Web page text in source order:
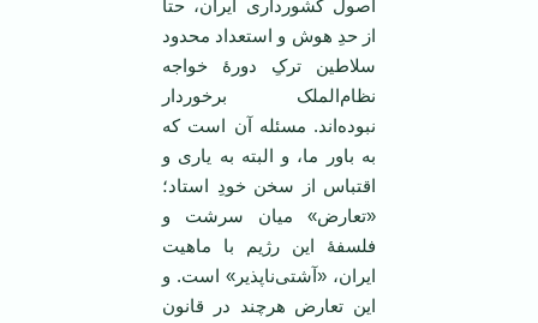
اصول کشورداری ایران، حتا
از حدِ هوش و استعداد محدود
سلاطین ترکِ دورۀ خواجه
نظام‌الملک برخوردار
نبوده‌اند. مسئله آن است که
به باور ما، و البته به یاری و
اقتباس از سخن خودِ استاد؛
«تعارض» میان سرشت و
فلسفۀ این رژیم با ماهیت
ایران، «آشتی‌ناپذیر» است. و
این تعارض هرچند در قانون